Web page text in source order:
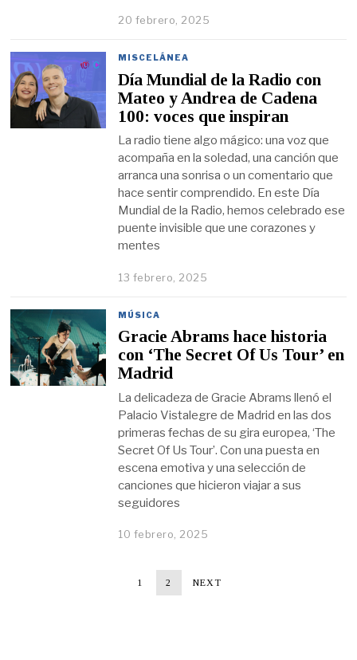
20 febrero, 2025
MISCELÁNEA
Día Mundial de la Radio con
Mateo y Andrea de Cadena
100: voces que inspiran
La radio tiene algo mágico: una voz que
acompaña en la soledad, una canción que
arranca una sonrisa o un comentario que
hace sentir comprendido. En este Día
Mundial de la Radio, hemos celebrado ese
puente invisible que une corazones y
mentes
13 febrero, 2025
MÚSICA
Gracie Abrams hace historia
con ‘The Secret Of Us Tour’ en
Madrid
La delicadeza de Gracie Abrams llenó el
Palacio Vistalegre de Madrid en las dos
primeras fechas de su gira europea, ‘The
Secret Of Us Tour’. Con una puesta en
escena emotiva y una selección de
canciones que hicieron viajar a sus
seguidores
10 febrero, 2025
1 2 NEXT